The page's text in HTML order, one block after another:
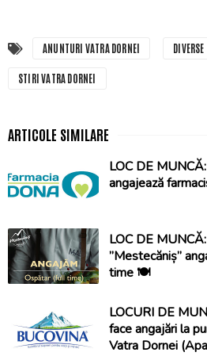
ANUNTURI VATRA DORNEI DIVERSE
STIRI VATRA DORNEI
LOC DE
angajează
LOC DE
”Mestecăniș”
time 🍽️
LOCURI DE
face angajări la
Vatra Dornei